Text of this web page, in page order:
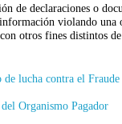
de declaraciones o
violando una
otros fines distintos de
lucha contra el
Organismo Pagador